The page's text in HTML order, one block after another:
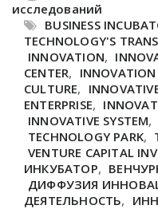
исследований
BUSINESS
TECHNOLOGY'S
INNOVATION,
CENTER,
CULTURE,
ENTERPRISE,
INNOVATIVE SYSTEM,
TECHNOLOGY PARK,
VENTURE CAPITAL
ИНКУБАТОР,
ДИФФУЗИЯ
ДЕЯТЕЛЬНОСТЬ,